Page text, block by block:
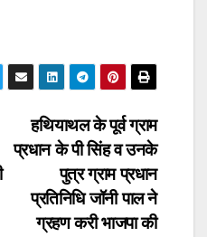
हथियाथल के पूर्व ग्राम
प्रधान के पी सिंह व उनके
पुत्र ग्राम प्रधान
प्रतिनिधि जॉनी पाल ने
ग्रहण करी भाजपा की